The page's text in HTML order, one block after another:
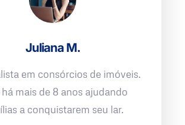
Juliana M.
em consórcios de imóveis.
mais de 8 anos ajudando
a conquistarem seu lar.